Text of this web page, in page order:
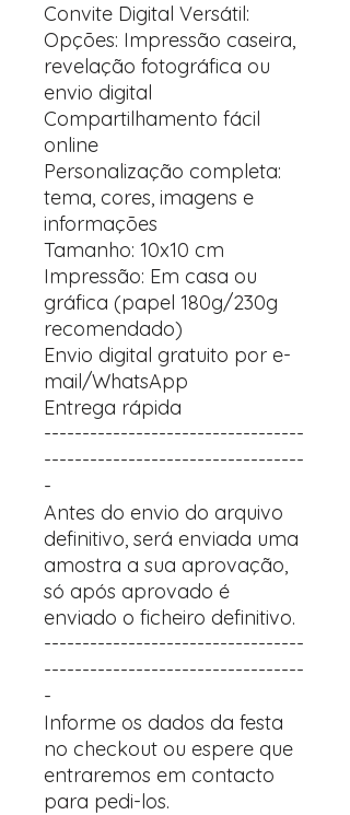
Convite Digital Versátil:
Opções: Impressão caseira,
revelação fotográfica ou
envio digital
Compartilhamento fácil
online
Personalização completa:
tema, cores, imagens e
informações
Tamanho: 10x10 cm
Impressão: Em casa ou
gráfica (papel 180g/230g
recomendado)
Envio digital gratuito por e-
mail/WhatsApp
Entrega rápida
----------------------------------
----------------------------------
-
Antes do envio do arquivo
definitivo, será enviada uma
amostra a sua aprovação,
só após aprovado é
enviado o ficheiro definitivo.
----------------------------------
----------------------------------
-
Informe os dados da festa
no checkout ou espere que
entraremos em contacto
para pedi-los.